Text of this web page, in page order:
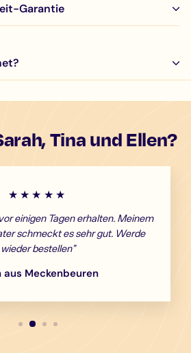
Garantie
Tina und Ellen?
★★★★★
einigen Tagen erhalten. Meinem
schmeckt es sehr gut. Werde
wieder bestellen”
aus Meckenbeuren